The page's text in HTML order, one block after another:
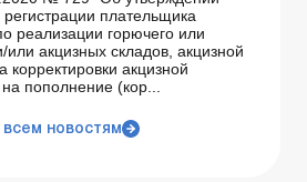
плательщика
реализации горючего или
или акцизных складов, акцизной
корректировки акцизной
пополнение (кор...
всем новостям